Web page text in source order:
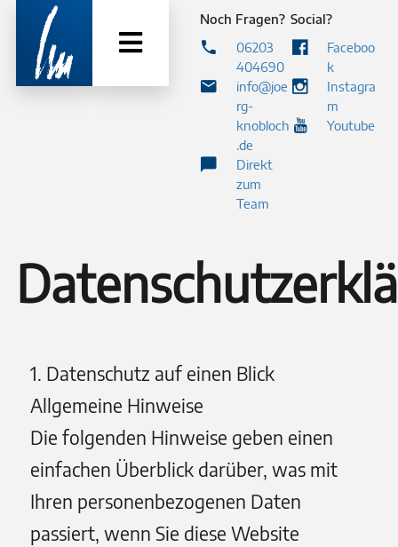
Noch Fragen?
06203
404690
info@joe
rg-
knobloch
.de
Direkt
zum
Team
Social?
Faceboo
k
Instagra
m
Youtube
1. Datenschutz auf einen Blick
Allgemeine Hinweise
Die folgenden Hinweise geben einen
einfachen Überblick darüber, was mit
Ihren personenbezogenen Daten
passiert, wenn Sie diese Website